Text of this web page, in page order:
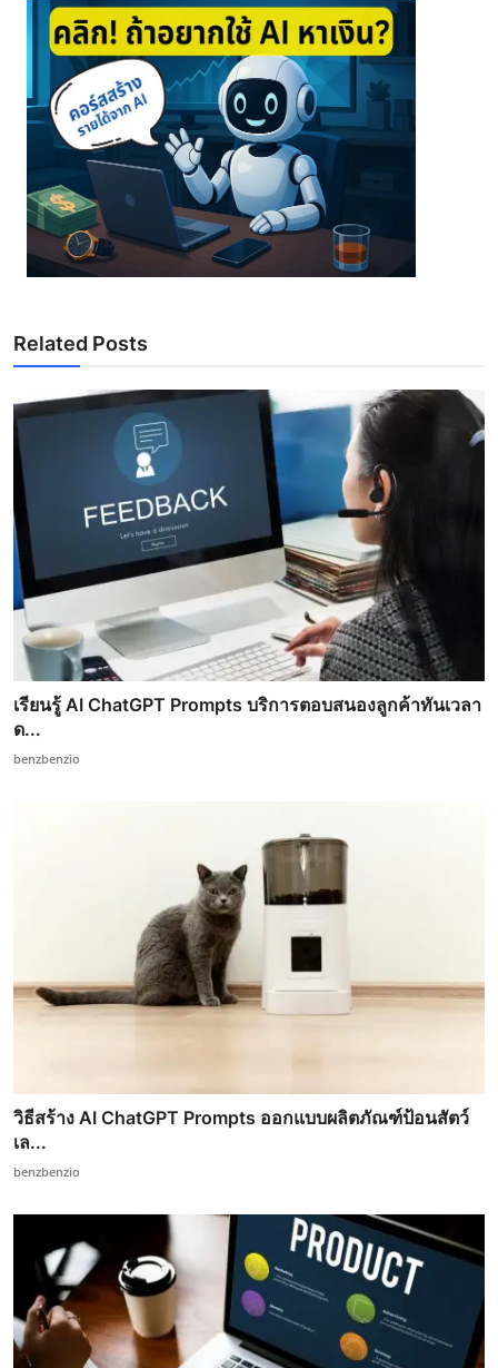
Related Posts
เรียนรู้ AI ChatGPT Prompts บริการตอบสนองลูกค้าทันเวลา
ด...
benzbenzio
วิธีสร้าง AI ChatGPT Prompts ออกแบบผลิตภัณฑ์ป้อนสัตว์
เล...
benzbenzio